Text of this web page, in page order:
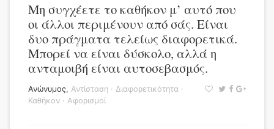
Μη συγχέετε το καθήκον μ’ αυτό που
οι άλλοι περιμένουν από σάς. Είναι
δυο πράγματα τελείως διαφορετικά.
Μπορεί να είναι δύσκολο, αλλά η
ανταμοιβή είναι αυτοσεβασμός.
Ανώνυμος, Αντίσταση · Διαφορετικότητα ·
Καθήκον · Αφορισμοί